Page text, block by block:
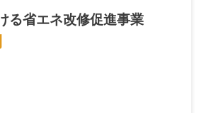
る省エネ改修促進事業